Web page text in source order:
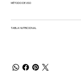
MÉTODO DE USO
TABLA NUTRICIONAL